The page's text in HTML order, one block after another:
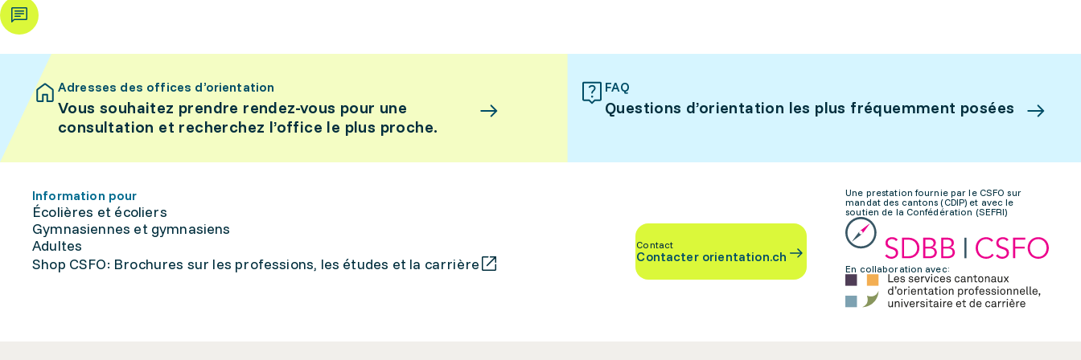
Adresses des offices d’orientation
Vous souhaitez prendre rendez-vous pour une
consultation et recherchez l’office le plus proche.
FAQ
Questions d’orientation les plus fréquemment posées
Information pour
Écolières et écoliers
Gymnasiennes et gymnasiens
Adultes
Shop CSFO: Brochures sur les professions, les études et la carrière
Contact
Contacter orientation.ch
Une prestation fournie par le CSFO sur
mandat des cantons (CDIP) et avec le
soutien de la Confédération (SEFRI)
En collaboration avec: